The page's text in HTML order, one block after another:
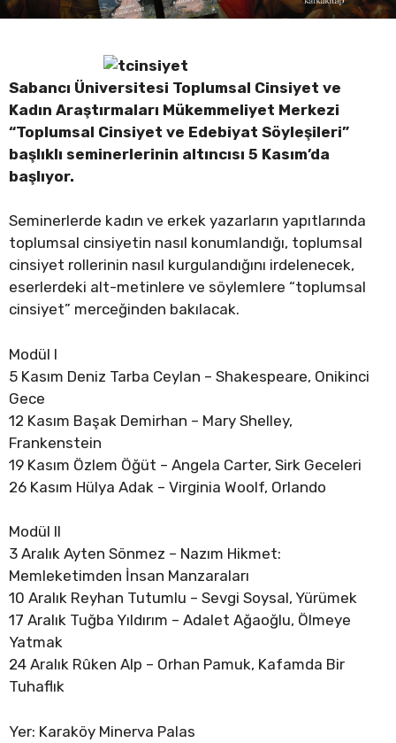
Sabancı Üniversitesi Toplumsal Cinsiyet ve
Kadın Araştırmaları Mükemmeliyet Merkezi
“Toplumsal Cinsiyet ve Edebiyat Söyleşileri”
başlıklı seminerlerinin altıncısı 5 Kasım’da
başlıyor.
Seminerlerde kadın ve erkek yazarların yapıtlarında
toplumsal cinsiyetin nasıl konumlandığı, toplumsal
cinsiyet rollerinin nasıl kurgulandığını irdelenecek,
eserlerdeki alt-metinlere ve söylemlere “toplumsal
cinsiyet” merceğinden bakılacak.
Modül I
5 Kasım Deniz Tarba Ceylan – Shakespeare, Onikinci
Gece
12 Kasım Başak Demirhan – Mary Shelley,
Frankenstein
19 Kasım Özlem Öğüt – Angela Carter, Sirk Geceleri
26 Kasım Hülya Adak – Virginia Woolf, Orlando
Modül II
3 Aralık Ayten Sönmez – Nazım Hikmet:
Memleketimden İnsan Manzaraları
10 Aralık Reyhan Tutumlu – Sevgi Soysal, Yürümek
17 Aralık Tuğba Yıldırım – Adalet Ağaoğlu, Ölmeye
Yatmak
24 Aralık Rûken Alp – Orhan Pamuk, Kafamda Bir
Tuhaflık
Yer: Karaköy Minerva Palas